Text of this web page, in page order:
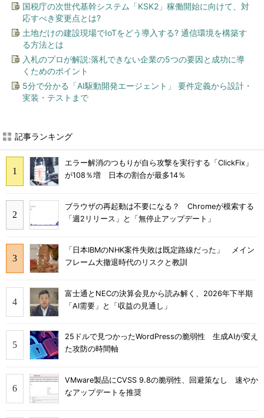
国税庁の次世代基幹システム「KSK2」稼働開始に向けて、対
応すべき変更点とは?
土地だけの建設現場でIoTをどう導入する? 通信環境を構築す
る方法とは
入札のプロが解説:落札できない企業の5つの要因と成功に導
くためのポイント
5分で分かる「AI駆動開発エージェント」 要件定義から設計・
実装・テストまで
記事ランキング
エラー解消のつもりが自ら攻撃を実行する「ClickFix」
が108％増 日本の割合が最多14％
ブラウザの再起動は不要になる？ Chromeが模索する
「週2リリース」と「無停止アップデート」
「日本IBMのNHK案件失敗は既定路線だった」 メイン
フレーム大撤退時代のリスクと教訓
富士通とNECの決算会見から読み解く、2026年下半期
「AI需要」と「収益の見通し」
25ドルで見つかったWordPressの脆弱性 生成AIが変え
た攻防の時間軸
VMware製品にCVSS 9.8の脆弱性、回避策なし 速やか
なアップデートを推奨